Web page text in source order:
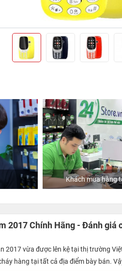
tại 24hStore
2017 Chính Hãng - Đánh giá
2017 vừa được lên kệ tại thị trường
hàng tại tất cả địa điểm bày bán.